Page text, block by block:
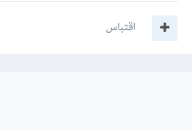
اقتباس